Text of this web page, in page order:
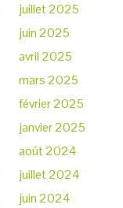
juillet 2025
juin 2025
avril 2025
mars 2025
février 2025
janvier 2025
août 2024
juillet 2024
juin 2024